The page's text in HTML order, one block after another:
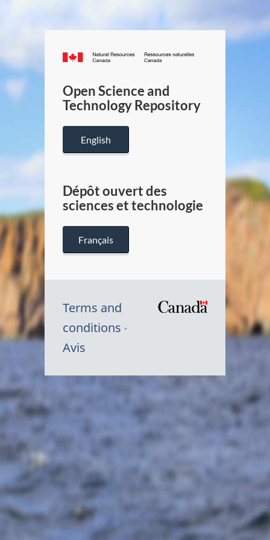
Canada.ca
/
Canada
Open Science and
Technology Repository
English
Dépôt ouvert des
sciences et technologie
Français
Terms and
conditions
Avis
Symbole
Canada